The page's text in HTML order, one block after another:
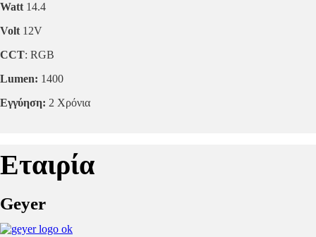
Watt 14.4
Volt 12V
CCT: RGB
Lumen: 1400
Εγγύηση: 2 Χρόνια
Εταιρία
Geyer